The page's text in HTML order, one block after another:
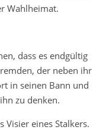
Wahlheimat.
dass es endgültig
der neben ihr
in seinen Bann und
zu denken.
Visier eines Stalkers.